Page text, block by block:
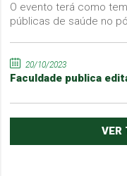
O evento terá como
públicas de saúde no
20/10/2023
Faculdade publica
VER